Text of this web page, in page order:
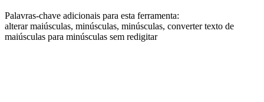
Palavras-chave adicionais para esta ferramenta:
alterar maiúsculas, minúsculas, minúsculas, converter texto de
maiúsculas para minúsculas sem redigitar